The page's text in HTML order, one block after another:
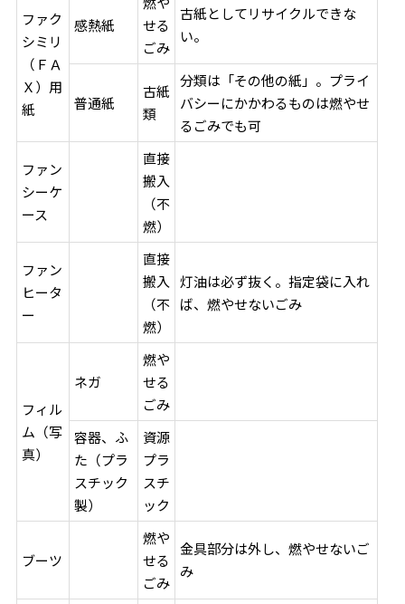
ファク
シミリ
（ＦＡ
Ｘ）用
紙
感熱紙
せる
ごみ
古紙としてリサイクルできな
い。
普通紙
古紙
類
分類は「その他の紙」。プライ
バシーにかかわるものは燃やせ
るごみでも可
ファン
シーケ
ース
直接
搬入
（不
燃）
ファン
ヒータ
ー
直接
搬入
（不
燃）
灯油は必ず抜く。指定袋に入れ
ば、燃やせないごみ
フィル
ム（写
真）
ネガ
燃や
せる
ごみ
容器、ふ
た（プラ
スチック
製）
資源
プラ
スチ
ック
ブーツ
燃や
せる
ごみ
金具部分は外し、燃やせないご
み